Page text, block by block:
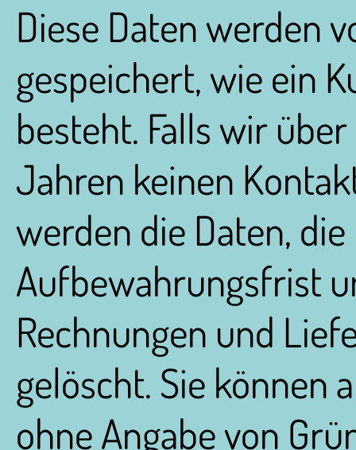
Diese Daten werden
gespeichert, wie ein
besteht. Falls wir
Jahren keinen
werden die Daten,
Aufbewahrungsfrist
Rechnungen und
gelöscht. Sie können
ohne Angabe von